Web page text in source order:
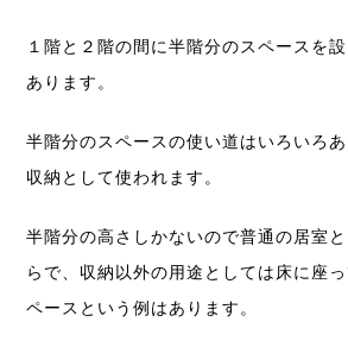
１階と２階の間に半階分のスペースを
あります。
半階分のスペースの使い道はいろいろ
収納として使われます。
半階分の高さしかないので普通の居室
らで、収納以外の用途としては床に座
ペースという例はあります。